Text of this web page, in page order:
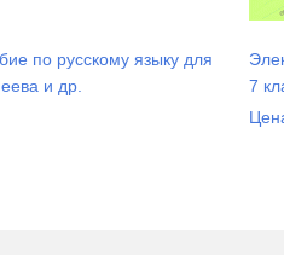
по русскому языку для
и др.
7